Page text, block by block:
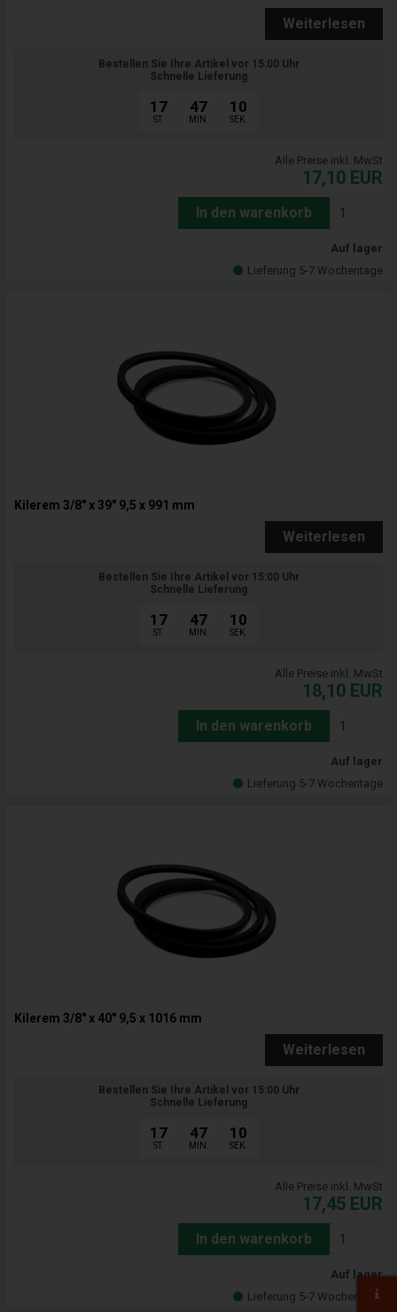
Weiterlesen
Bestellen Sie Ihre Artikel vor 15:00 Uhr
Schnelle Lieferung
17
ST.
47
MIN.
09
SEK.
Alle Preise inkl. MwSt
17,10 EUR
In den warenkorb
Auf lager
Lieferung 5-7 Wochentage
Kilerem 3/8" x 39" 9,5 x 991 mm
Weiterlesen
Bestellen Sie Ihre Artikel vor 15:00 Uhr
Schnelle Lieferung
17
ST.
47
MIN.
09
SEK.
Alle Preise inkl. MwSt
18,10 EUR
In den warenkorb
Auf lager
Lieferung 5-7 Wochentage
Kilerem 3/8" x 40" 9,5 x 1016 mm
Weiterlesen
Bestellen Sie Ihre Artikel vor 15:00 Uhr
Schnelle Lieferung
17
ST.
47
MIN.
09
SEK.
Alle Preise inkl. MwSt
17,45 EUR
In den warenkorb
Auf lager
Lieferung 5-7 Wochentage